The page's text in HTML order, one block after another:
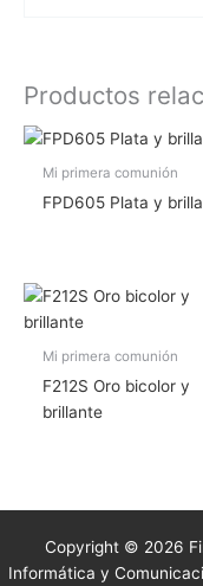
Productos
Mi primera comunión
FPD605 Plata y
Mi primera comunión
F212S Oro bicolor y
brillante
Copyright © 2026
Informática y